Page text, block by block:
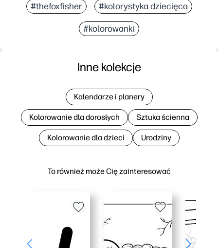
#thefoxfisher #kolorystyka dziecięca
#kolorowanki
To również może Cię zainteresować
Inne kolekcje
Kalendarze i planery
Kolorowanie dla dorosłych Sztuka ścienna
Kolorowanie dla dzieci Urodziny